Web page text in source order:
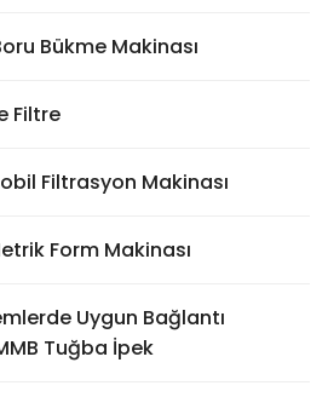
Bükme Makinası
Filtre
Filtrasyon Makinası
Form Makinası
Uygun Bağlantı
Tuğba İpek